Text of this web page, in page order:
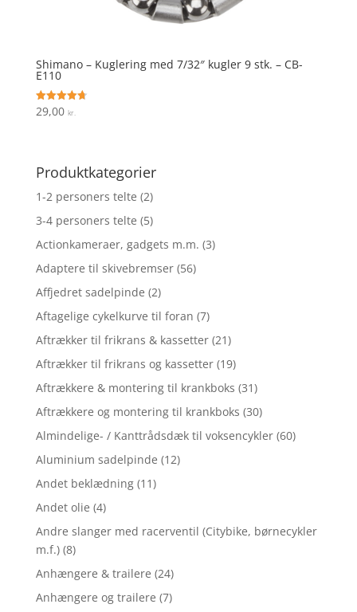
Shimano – Kuglering med 7/32″ kugler 9 stk. – CB-
E110
Vurderet
4.7
29,00 kr.
Produktkategorier
1-2 personers telte (2)
3-4 personers telte (5)
Actionkameraer, gadgets m.m. (3)
Adaptere til skivebremser (56)
Affjedret sadelpinde (2)
Aftagelige cykelkurve til foran (7)
Aftrækker til frikrans & kassetter (21)
Aftrækker til frikrans og kassetter (19)
Aftrækkere & montering til krankboks (31)
Aftrækkere og montering til krankboks (30)
Almindelige- / Kanttrådsdæk til voksencykler (60)
Aluminium sadelpinde (12)
Andet beklædning (11)
Andet olie (4)
Andre slanger med racerventil (Citybike, børnecykler
m.f.) (8)
Anhængere & trailere (24)
Anhængere og trailere (7)